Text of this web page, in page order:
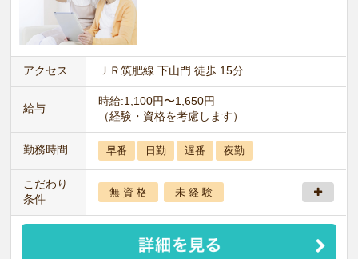
アクセス ＪＲ筑肥線 下山門 徒歩 15分
給与
時給:1,100円〜1,650円
（経験・資格を考慮します）
勤務時間 早番 日勤 遅番 夜勤
こだわり
条件
無 資 格 未 経 験